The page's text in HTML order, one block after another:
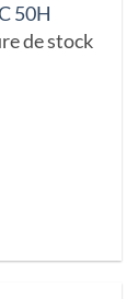
50H
de stock